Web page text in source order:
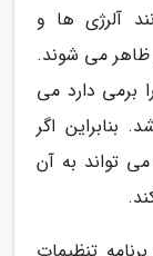
آلرژی ها و
ظاهر می شوند.
برمی دارد می
بنابراین اگر
تواند به آن